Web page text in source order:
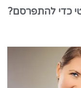
כדי להתפרסם?